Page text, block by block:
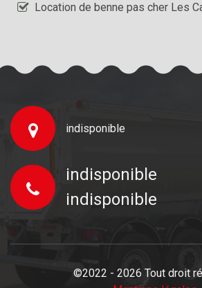
Location de benne pas cher Les
indisponible
indisponible
indisponible
©2022 - 2026 Tout droit